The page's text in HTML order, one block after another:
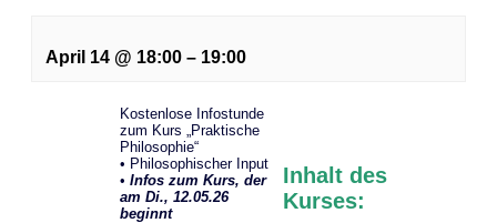
April 14 @ 18:00 – 19:00
Kostenlose Infostunde
zum Kurs „Praktische
Philosophie“
• Philosophischer Input
• Infos zum Kurs, der
am Di., 12.05.26
beginnt
Inhalt des
Kurses: